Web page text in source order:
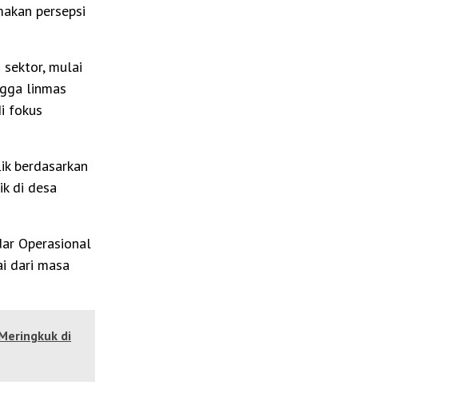
persepsi
mulai
linmas
fokus
berdasarkan
di desa
Operasional
dari masa
di